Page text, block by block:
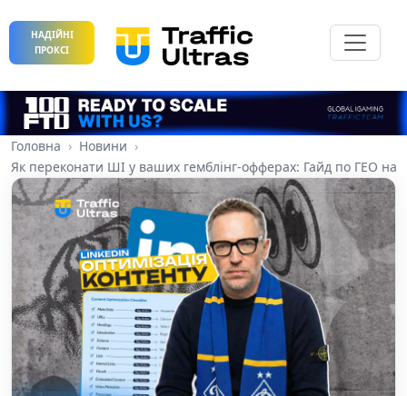
НАДІЙНІ
ПРОКСІ
Головна
Новини
Як переконати ШІ у ваших гемблінг-офферах: Гайд по ГЕО на